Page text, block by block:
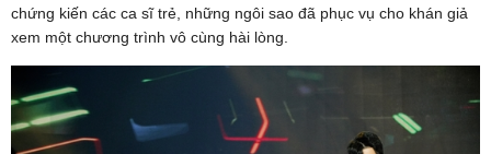
chứng kiến các ca sĩ trẻ, những ngôi sao đã phục vụ cho khán giả
xem một chương trình vô cùng hài lòng.